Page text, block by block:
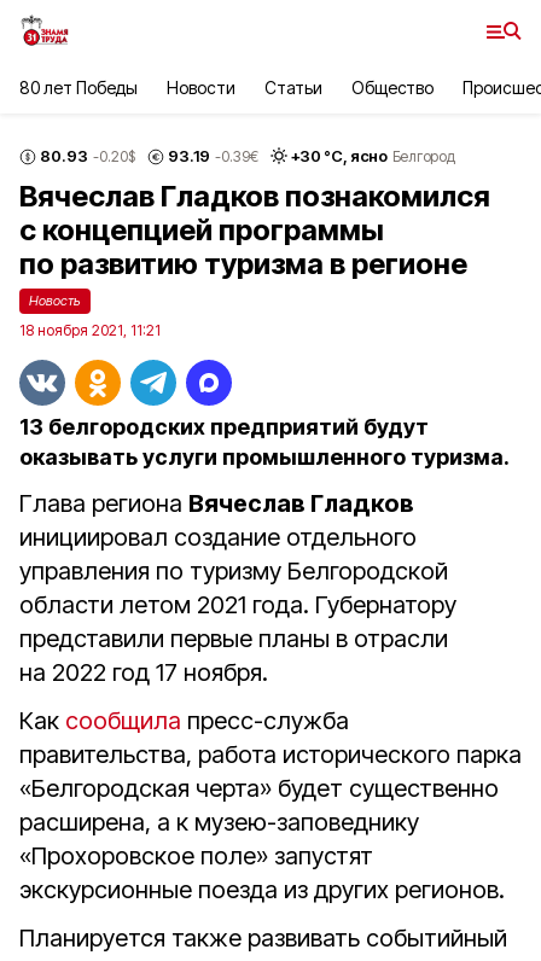
80 лет Победы Новости Статьи Общество
80.93 -0.20$ 93.19 -0.39€ +30 °С, ясно Белгород
Вячеслав Гладков познакомился
с концепцией программы
по развитию туризма в регионе
Новость
18 ноября 2021, 11:21
13 белгородских предприятий будут
оказывать услуги промышленного туризма.
Глава региона Вячеслав Гладков
инициировал создание отдельного
управления по туризму Белгородской
области летом 2021 года. Губернатору
представили первые планы в отрасли
на 2022 год 17 ноября.
Как сообщила пресс-служба
правительства, работа исторического парка
«Белгородская черта» будет существенно
расширена, а к музею-заповеднику
«Прохоровское поле» запустят
экскурсионные поезда из других регионов.
Планируется также развивать событийный